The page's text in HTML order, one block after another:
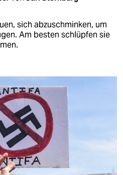
sich abzuschminken, um
Am besten schlüpfen sie